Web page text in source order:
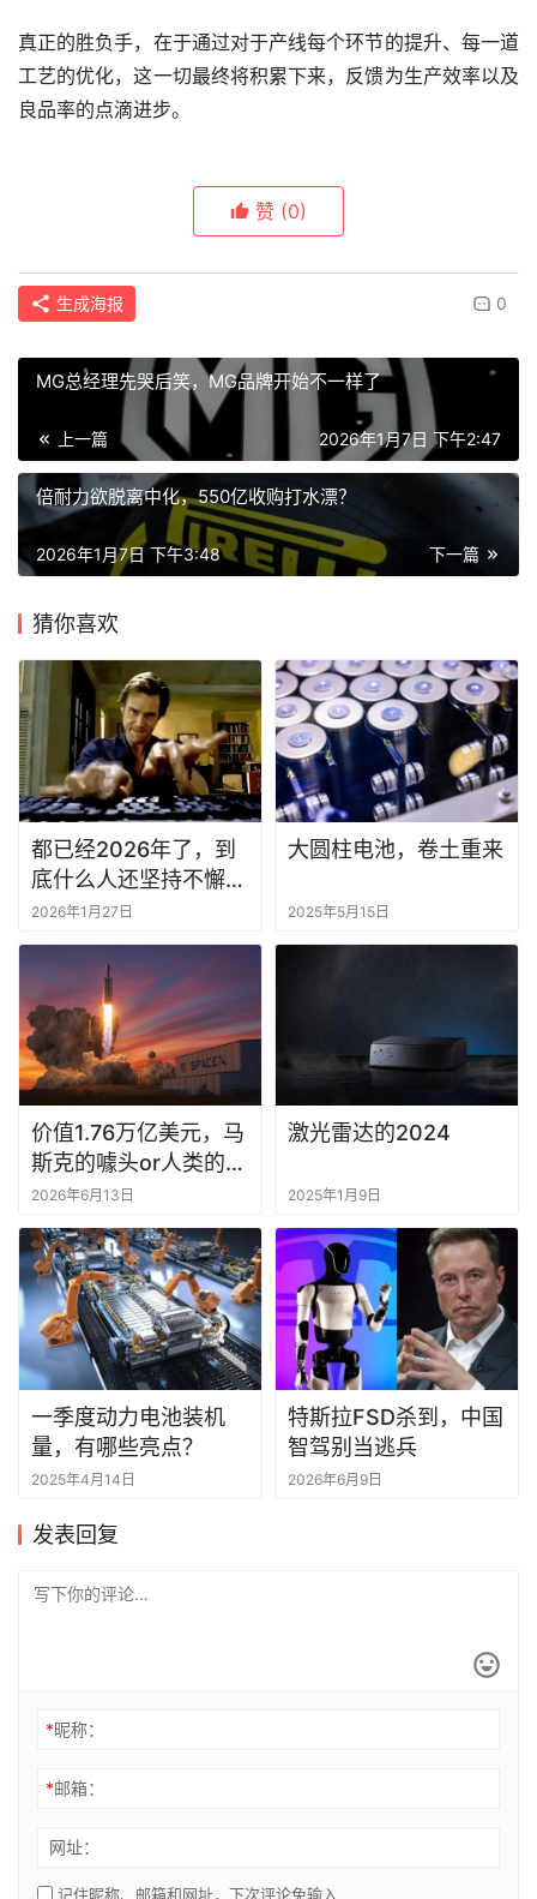
真正的胜负手，在于通过对于产线每个环节的提升、每一道
工艺的优化，这一切最终将积累下来，反馈为生产效率以及
良品率的点滴进步。
赞 (0)
生成海报 0
MG总经理先哭后笑，MG品牌开始不一样了
上一篇 2026年1月7日 下午2:47
倍耐力欲脱离中化，550亿收购打水漂？
下一篇
2026年1月7日 下午3:48
猜你喜欢
都已经2026年了，到
底什么人还坚持不懈
“黑”新能源汽车？
2026年1月27日
大圆柱电池，卷土重来
2025年5月15日
价值1.76万亿美元，马
斯克的噱头or人类的奔
头？
2026年6月13日
激光雷达的2024
2025年1月9日
一季度动力电池装机
量，有哪些亮点？
2025年4月14日
特斯拉FSD杀到，中国
智驾别当逃兵
2026年6月9日
发表回复
*昵称：
*邮箱：
网址：
记住昵称、邮箱和网址，下次评论免输入